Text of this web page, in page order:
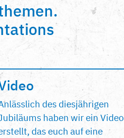
des diesjährigen
haben wir ein Video
das euch auf eine